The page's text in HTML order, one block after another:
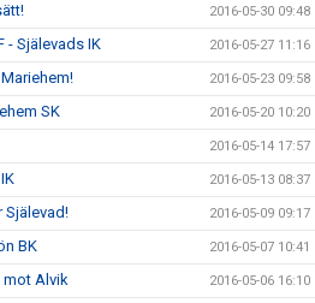
2016-05-30 09:48
- Själevads IK 2016-05-27 11:16
2016-05-23 09:58
SK 2016-05-20 10:20
2016-05-14 17:57
2016-05-13 08:37
2016-05-09 09:17
BK 2016-05-07 10:41
Alvik 2016-05-06 16:10